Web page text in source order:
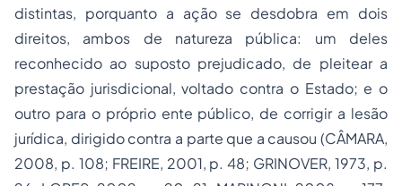
distintas, porquanto a ação se desdobra em dois
direitos, ambos de natureza pública: um deles
reconhecido ao suposto prejudicado, de pleitear a
prestação jurisdicional, voltado contra o Estado; e o
outro para o próprio ente público, de corrigir a lesão
jurídica, dirigido contra a parte que a causou (CÂMARA,
2008, p. 108; FREIRE, 2001, p. 48; GRINOVER, 1973, p.